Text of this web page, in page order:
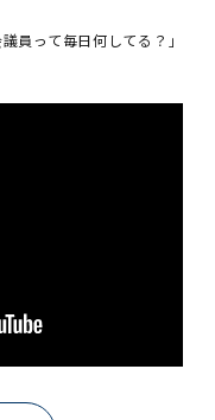
員って毎日何してる？」